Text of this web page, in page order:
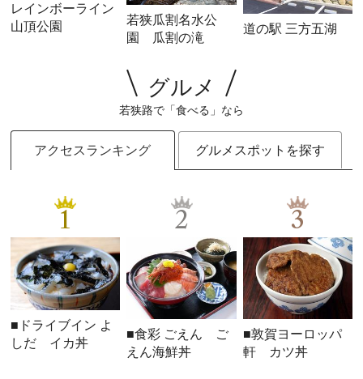
レインボーライン
山頂公園
若狭瓜割名水公
園 瓜割の滝
道の駅 三方五湖
グルメ
若狭路で「食べる」なら
アクセスランキング グルメスポットを探す
1
■ドライブイン よ
しだ イカ丼
2
■食彩 ごえん ご
えん海鮮丼
3
■敦賀ヨーロッパ
軒 カツ丼